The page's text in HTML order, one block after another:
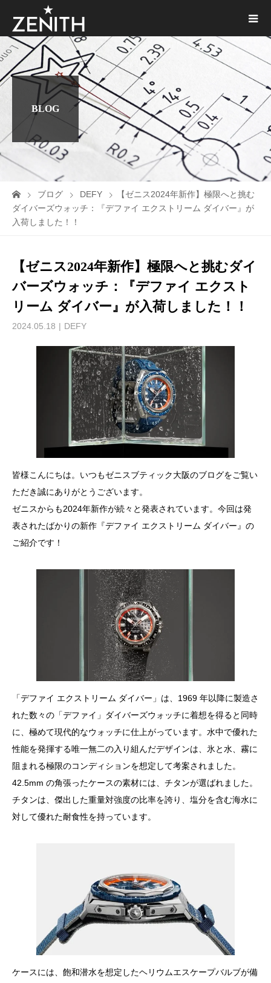
BLOG
ブログ DEFY
【ゼニス2024年新作】極限へと挑む
ダイバーズウォッチ：『デファイ エクストリーム ダイバー』が
入荷しました！！
【ゼニス2024年新作】極限へと挑むダイ
バーズウォッチ：『デファイ エクスト
リーム ダイバー』が入荷しました！！
2024.05.18 DEFY
皆様こんにちは。いつもゼニスブティック大阪のブログをご覧い
ただき誠にありがとうございます。
ゼニスからも2024年新作が続々と発表されています。今回は発
表されたばかりの新作『デファイ エクストリーム ダイバー』の
ご紹介です！
「デファイ エクストリーム ダイバー」は、1969 年以降に製造さ
れた数々の「デファイ」ダイバーズウォッチに着想を得ると同時
に、極めて現代的なウォッチに仕上がっています。水中で優れた
性能を発揮する唯一無二の入り組んだデザインは、氷と水、霧に
阻まれる極限のコンディションを想定して考案されました。
42.5mm の角張ったケースの素材には、チタンが選ばれました。
チタンは、傑出した重量対強度の比率を誇り、塩分を含む海水に
対して優れた耐食性を持っています。
ケースには、飽和潜水を想定したヘリウムエスケープバルブが備